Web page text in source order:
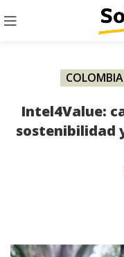
COLOMBIA
Intel4Value:
sostenibilidad